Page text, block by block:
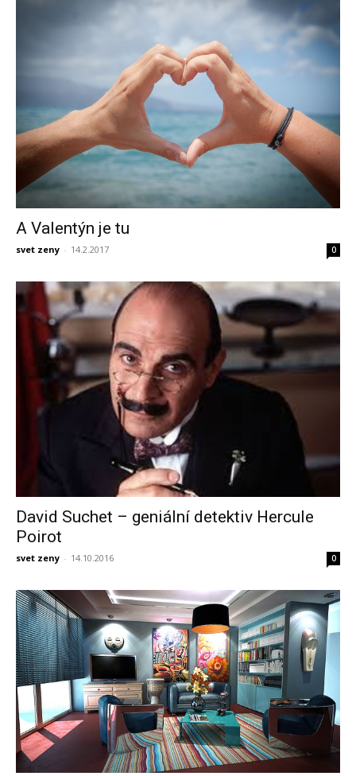
A Valentýn je tu
svet zeny - 14.2.2017 0
David Suchet – geniální detektiv Hercule
Poirot
svet zeny - 14.10.2016 0